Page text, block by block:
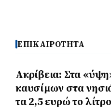
ΕΠΙΚΑΙΡΟΤΗΤΑ
Ακρίβεια: Στα
καυσίμων στα
τα 2,5 ευρώ το λίτρο